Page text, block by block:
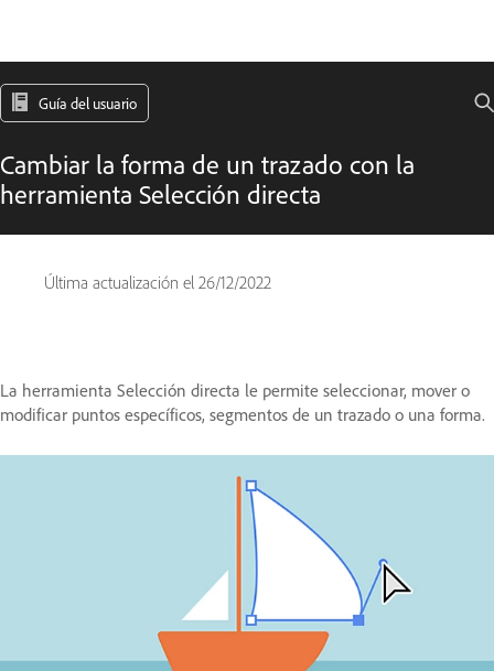
Guía del usuario
Cambiar la forma de un trazado con la
herramienta Selección directa
Última actualización el 26/12/2022
La herramienta Selección directa le permite seleccionar, mover o
modificar puntos específicos, segmentos de un trazado o una forma.